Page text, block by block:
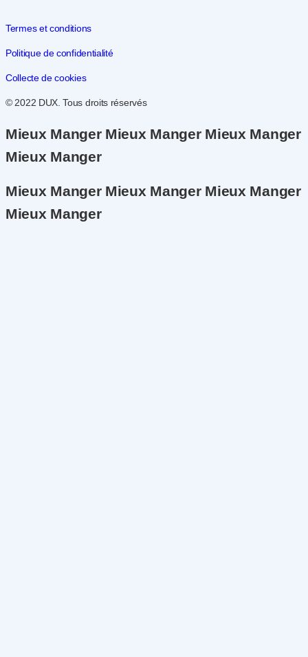
Termes et conditions
Politique de confidentialité
Collecte de cookies
© 2022 DUX. Tous droits réservés
Mieux Manger Mieux Manger Mieux Manger
Mieux Manger
Mieux Manger Mieux Manger Mieux Manger
Mieux Manger